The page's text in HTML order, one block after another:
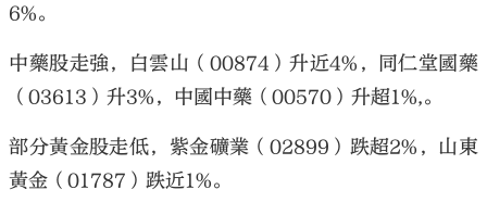
6%。
中藥股走強，白雲山（00874）升近4%，同仁堂國藥
（03613）升3%，中國中藥（00570）升超1%,。
部分黃金股走低，紫金礦業（02899）跌超2%，山東
黃金（01787）跌近1%。